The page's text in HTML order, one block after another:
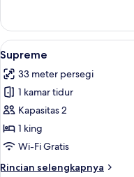
Master
Suite
Red
Level
Lihat
semua
foto
untuk
Supreme
4
Supreme
33 meter persegi
1 kamar tidur
Kapasitas 2
1 king
Wi-Fi Gratis
Rincian selengkapnya
Rincian